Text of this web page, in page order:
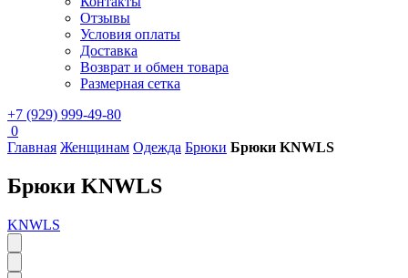
Отзывы
Условия оплаты
Доставка
Возврат и обмен товара
Размерная сетка
+7 (929) 999-49-80
0
Главная Женщинам Одежда Брюки Брюки KNWLS
Брюки KNWLS
KNWLS